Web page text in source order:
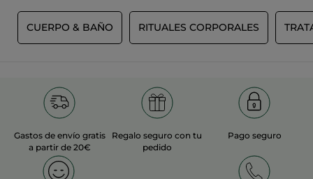
CUERPO & BAÑO RITUALES CORPORALES
Gastos de envío gratis
a partir de 20€
Regalo seguro con tu
pedido
Pago seguro